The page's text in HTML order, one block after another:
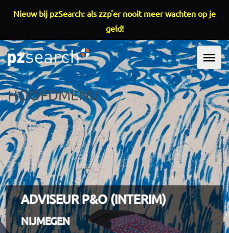
Overslaan en naar de inhoud gaan
HOOFDMENU
ADVISEUR P&O (INTERIM)
NIJMEGEN
Nieuw bij pzSearch: als zzp'er nooit meer wachten op je
geld!